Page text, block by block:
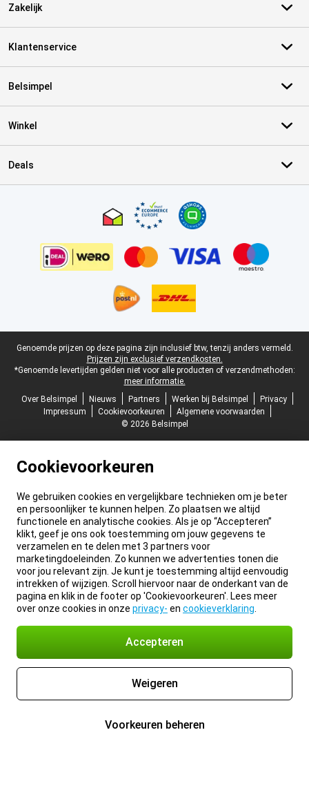
Zakelijk
Klantenservice
Belsimpel
Winkel
Deals
Juridische voettekst
Genoemde prijzen op deze pagina zijn inclusief btw, tenzij anders vermeld.
Prijzen zijn exclusief verzendkosten.
*Genoemde levertijden gelden niet voor alle producten of verzendmethoden:
meer informatie.
Over Belsimpel
Nieuws Partners Werken bij Belsimpel
Privacy
Impressum
Cookievoorkeuren
Algemene voorwaarden
© 2026 Belsimpel
Cookievoorkeuren
We gebruiken cookies en vergelijkbare technieken om je beter
en persoonlijker te kunnen helpen. Zo plaatsen we altijd
functionele en analytische cookies. Als je op “Accepteren”
klikt, geef je ons ook toestemming om jouw gegevens te
verzamelen en te delen met 3 partners voor
marketingdoeleinden. Zo kunnen we advertenties tonen die
voor jou relevant zijn. Je kunt je toestemming altijd eenvoudig
intrekken of wijzigen. Scroll hiervoor naar de onderkant van de
pagina en klik in de footer op 'Cookievoorkeuren'. Lees meer
over onze cookies in onze privacy- en cookieverklaring
Accepteren
Weigeren
Voorkeuren beheren